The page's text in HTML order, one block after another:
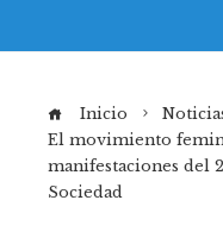
Inicio
El movimiento
manifestaciones del
Sociedad